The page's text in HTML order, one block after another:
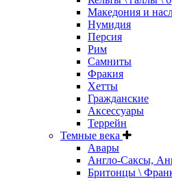
Македония и
Нумидия
Персия
Рим
Самниты
Фракия
Хетты
Гражданские
Аксессуары
Террейн
Темные века
Авары
Англо-Саксы,
Бритонцы \